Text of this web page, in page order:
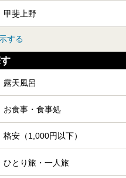
甲斐上野
する
露天風呂
お食事・食事処
格安（1,000円以下）
ひとり旅・一人旅